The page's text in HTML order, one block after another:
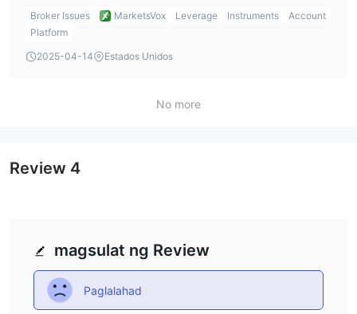
significant gains or losses. Personally, I’d be cautious
about using such high leverage and would adjust my
Broker Issues MarketsVox Leverage Instruments
Account
Platform
2025-04-14
Estados Unidos
No more
magsulat ng Review
Paglalahad
Review 4